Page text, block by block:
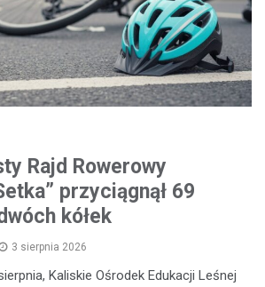
Rajd Rowerowy
przyciągnął 69
kółek
3 sierpnia 2026
Kaliskie Ośrodek Edukacji Leśnej